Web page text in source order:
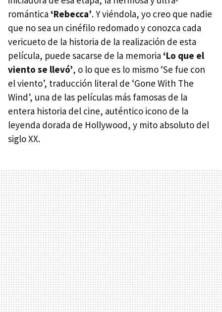
romántica ‘Rebecca’. Y viéndola, yo creo que nadie
que no sea un cinéfilo redomado y conozca cada
vericueto de la historia de la realización de esta
película, puede sacarse de la memoria ‘Lo que el
viento se llevó’, o lo que es lo mismo ‘Se fue con
el viento’, traducción literal de ‘Gone With The
Wind’, una de las películas más famosas de la
entera historia del cine, auténtico icono de la
leyenda dorada de Hollywood, y mito absoluto del
siglo XX.